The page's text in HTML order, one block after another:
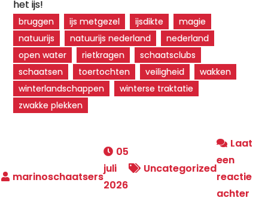
het ijs!
bruggen ijs metgezel ijsdikte
magie
natuurijs
natuurijs nederland
nederland
open water
rietkragen
schaatsclubs
schaatsen
toertochten veiligheid
wakken
winterlandschappen
winterse traktatie
zwakke plekken
05
juli
2026
Uncategorized
Laat
een
reactie
achter